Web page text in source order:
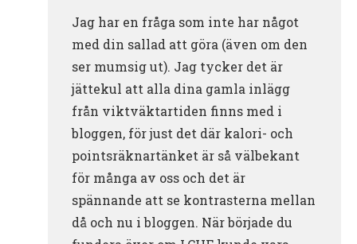
Jag har en fråga som inte har något
med din sallad att göra (även om den
ser mumsig ut). Jag tycker det är
jättekul att alla dina gamla inlägg
från viktväktartiden finns med i
bloggen, för just det där kalori- och
pointsräknartänket är så välbekant
för många av oss och det är
spännande att se kontrasterna mellan
då och nu i bloggen. När började du